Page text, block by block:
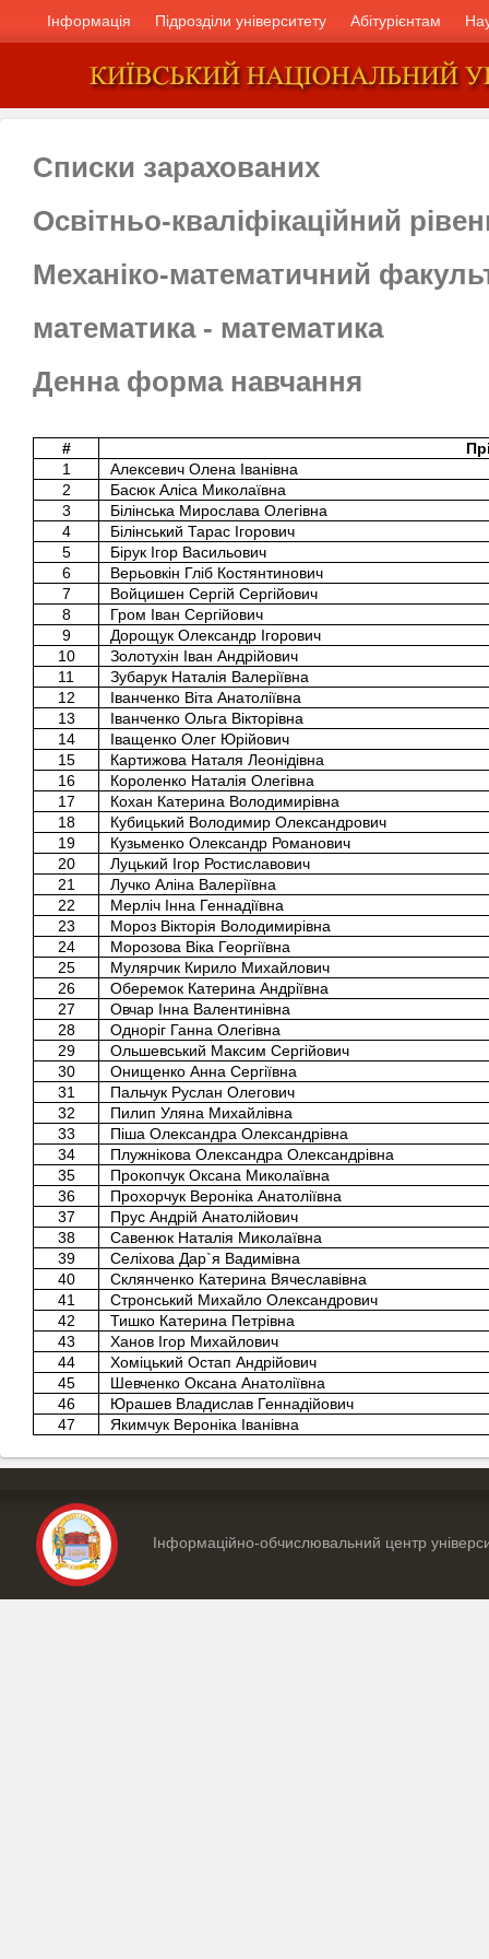
Інформація Підрозділи університету Абітурієнтам
Списки зарахованих
Освітньо-кваліфікаційний
Механіко-математичний
математика - математика
Денна форма навчання
#
1
Алексевич Олена Іванівна
2
Басюк Аліса Миколаївна
3
Білінська Мирослава Олегівна
4
Білінський Тарас Ігорович
5
Бірук Ігор Васильович
6
Верьовкін Гліб Костянтинович
7
Войцишен Сергій Сергійович
8
Гром Іван Сергійович
9
Дорощук Олександр Ігорович
10
Золотухін Іван Андрійович
11
Зубарук Наталія Валеріївна
12
Іванченко Віта Анатоліївна
13
Іванченко Ольга Вікторівна
14
Іващенко Олег Юрійович
15
Картижова Наталя Леонідівна
16
Короленко Наталія Олегівна
17
Кохан Катерина Володимирівна
18
Кубицький Володимир Олександрович
19
Кузьменко Олександр Романович
20
Луцький Ігор Ростиславович
21
Лучко Аліна Валеріївна
22
Мерліч Інна Геннадіївна
23
Мороз Вікторія Володимирівна
24
Морозова Віка Георгіївна
25
Мулярчик Кирило Михайлович
26
Оберемок Катерина Андріївна
27
Овчар Інна Валентинівна
28
Одноріг Ганна Олегівна
29
Ольшевський Максим Сергійович
30
Онищенко Анна Сергіївна
31
Пальчук Руслан Олегович
32
Пилип Уляна Михайлівна
33
Піша Олександра Олександрівна
34
Плужнікова Олександра Олександрівна
35
Прокопчук Оксана Миколаївна
36
Прохорчук Вероніка Анатоліївна
37
Прус Андрій Анатолійович
38
Савенюк Наталія Миколаївна
39
Селіхова Дар`я Вадимівна
40
Склянченко Катерина Вячеславівна
41
Стронський Михайло Олександрович
42
Тишко Катерина Петрівна
43
Ханов Ігор Михайлович
44
Хоміцький Остап Андрійович
45
Шевченко Оксана Анатоліївна
46
Юрашев Владислав Геннадійович
47
Якимчук Вероніка Іванівна
Інформаційно-обчислювальний центр